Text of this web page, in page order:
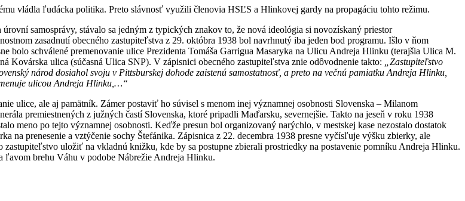
vládla ľudácka politika. Preto slávnosť využili členovia HSĽS a Hlinkovej gardy na propagáciu tohto režimu.
samosprávy, stávalo sa jedným z typických znakov to, že nová ideológia si novozískaný priestor
zasadnutí obecného zastupiteľstva z 29. októbra 1938 bol navrhnutý iba jeden bod programu. Išlo v ňom
bolo schválené premenovanie ulice Prezidenta Tomáša Garrigua Masaryka na Ulicu Andreja Hlinku (terajšia Ulica M.
Kovárska ulica (súčasná Ulica SNP). V zápisnici obecného zastupiteľstva znie odôvodnenie takto:
„Zastupiteľstvo
národ dosiahol svoju v Pittsburskej dohode zaistenú samostatnosť, a preto na večnú pamiatku Andreja Hlinku,
ulicou Andreja Hlinku,…“
ulice, ale aj pamätník. Zámer postaviť ho súvisel s menom inej významnej osobnosti Slovenska – Milanom
premiestnených z južných častí Slovenska, ktoré pripadli Maďarsku, severnejšie. Takto na jeseň v roku 1938
meno po tejto významnej osobnosti. Keďže presun bol organizovaný narýchlo, v mestskej kase nezostalo dostatok
na prenesenie a vztýčenie sochy Štefánika. Zápisnica z 22. decembra 1938 presne vyčísľuje výšku zbierky, ale
uložiť na vkladnú knižku, kde by sa postupne zbierali prostriedky na postavenie pomníku Andreja Hlinku.
ľavom brehu Váhu v podobe Nábrežie Andreja Hlinku.